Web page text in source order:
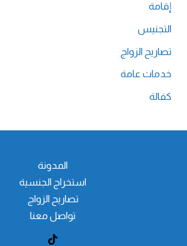
إقامة
التجنيس
تصاريح الزواج
خدمات عامة
كفالة
المدونة
استخراج الجنسية
تصاريح الزواج
تواصل معنا